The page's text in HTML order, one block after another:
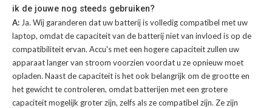
ik de jouwe nog steeds gebruiken?
A: Ja. Wij garanderen dat uw batterij is volledig compatibel met uw
laptop, omdat de capaciteit van de batterij niet van invloed is op de
compatibiliteit ervan. Accu's met een hogere capaciteit zullen uw
apparaat langer van stroom voorzien voordat u ze opnieuw moet
opladen. Naast de capaciteit is het ook belangrijk om de grootte en
het gewicht te controleren, omdat batterijen met een grotere
capaciteit mogelijk groter zijn, zelfs als ze compatibel zijn. Ze zijn